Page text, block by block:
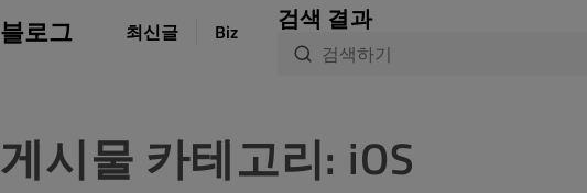
블로그 최신글 Biz Circuit Dev Loop
검색 결과
게시물 카테고리: iOS